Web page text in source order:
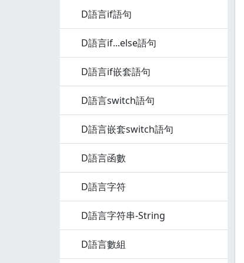
D語言if語句
D語言if...else語句
D語言if嵌套語句
D語言switch語句
D語言嵌套switch語句
D語言函數
D語言字符
D語言字符串-String
D語言數組